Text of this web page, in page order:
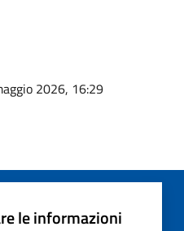
2026, 16:29
le informazioni